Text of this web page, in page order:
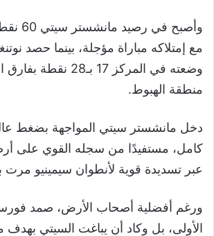
وأصبح
مع إمتلاكه مباراة مؤجلة، بينما حصد
وضعته في المركز 17
منطقة الهبوط.
دخل مانشستر سيتي المواجهة بضغط
كامل، مستفيدًا من سجله القوي على
عبر تسديدة قوية لأنطوان سيمينيو مرت
ورغم أفضلية أصحاب الأرض، صمد
الأولى، بل وكاد أن يباغت السيتي بهدف